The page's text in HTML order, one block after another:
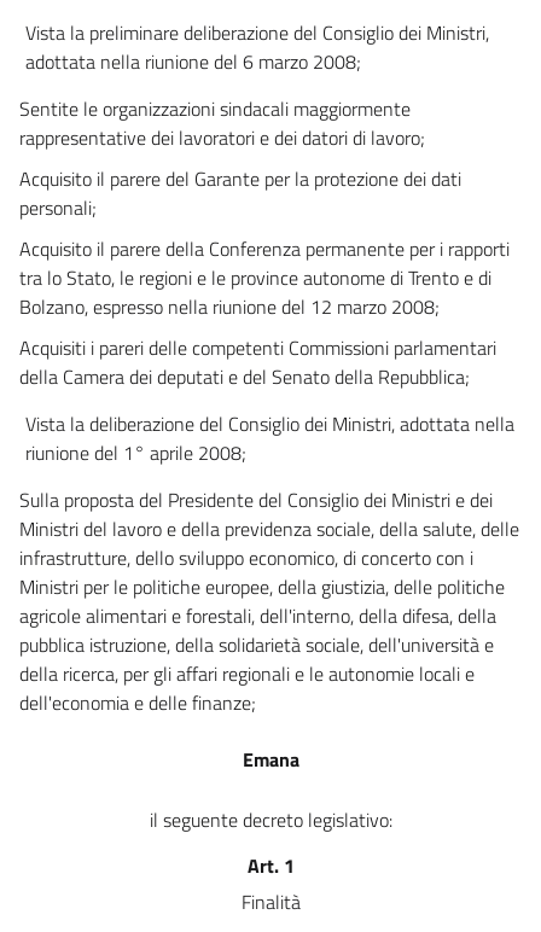
52
Sezione VIII
DOCUMENTAZIONE TECNICO AMMINISTRATIVA E STATISTICHE DEGLI
INFORTUNI E
DELLE MALATTIE PROFESSIONALI
53
54
Capo IV
Disposizioni penali
Sezione I
SANZIONI
55
56
57
58
59
60
Sezione II
DISPOSIZIONI IN TEMA DI PROCESSO PENALE
61
Titolo II
Vista la preliminare deliberazione del Consiglio dei Ministri,
adottata nella riunione del 6 marzo 2008;
Sentite le organizzazioni sindacali maggiormente
rappresentative dei lavoratori e dei datori di lavoro;
Acquisito il parere del Garante per la protezione dei dati
personali;
Acquisito il parere della Conferenza permanente per i rapporti
tra lo Stato, le regioni e le province autonome di Trento e di
Bolzano, espresso nella riunione del 12 marzo 2008;
Acquisiti i pareri delle competenti Commissioni parlamentari
della Camera dei deputati e del Senato della Repubblica;
Vista la deliberazione del Consiglio dei Ministri, adottata nella
riunione del 1° aprile 2008;
Sulla proposta del Presidente del Consiglio dei Ministri e dei
Ministri del lavoro e della previdenza sociale, della salute, delle
infrastrutture, dello sviluppo economico, di concerto con i
Ministri per le politiche europee, della giustizia, delle politiche
agricole alimentari e forestali, dell'interno, della difesa, della
pubblica istruzione, della solidarietà sociale, dell'università e
della ricerca, per gli affari regionali e le autonomie locali e
dell'economia e delle finanze;
Emana
il seguente decreto legislativo:
Art. 1
Finalità